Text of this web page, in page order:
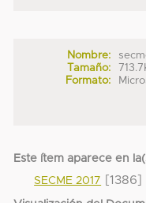
Nombre:
Tamaño:
Formato:
Este ítem aparece en
SECME 2017
[1386]